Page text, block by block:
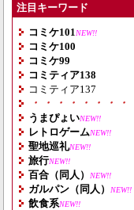
注目キーワード
コミケ101 NEW!!
コミケ100
コミケ99
コミティア138
コミティア137
・・・・・・・
うまぴょいNEW!!
レトロゲームNEW!!
聖地巡礼NEW!!
旅行NEW!!
百合（同人） NEW!!
ガルパン（同人） NEW!!
飲食系NEW!!